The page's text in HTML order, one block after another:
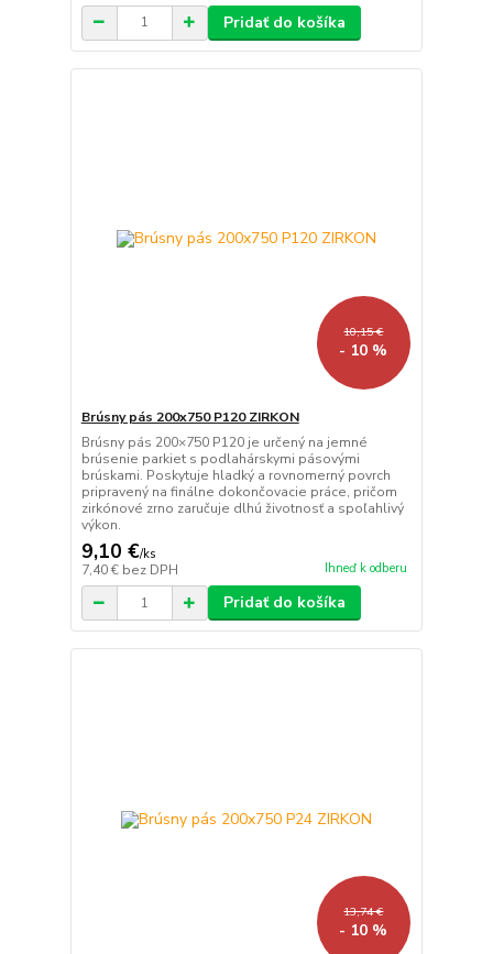
Pridať do košíka
10,15 €
- 10 %
Brúsny pás 200x750 P120 ZIRKON
Brúsny pás 200×750 P120 je určený na jemné
brúsenie parkiet s podlahárskymi pásovými
brúskami. Poskytuje hladký a rovnomerný povrch
pripravený na finálne dokončovacie práce, pričom
zirkónové zrno zaručuje dlhú životnosť a spoľahlivý
výkon.
9,10 €/ks
7,40 € bez DPH Ihneď k odberu
Pridať do košíka
13,74 €
- 10 %